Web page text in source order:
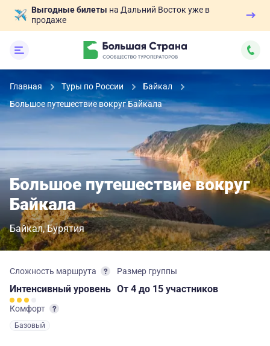
Выгодные билеты на Дальний Восток уже в
продаже
Главная Туры по России
Байкал
Большое путешествие вокруг Байкала
Большое путешествие вокруг
Байкала
Байкал Бурятия
Сложность маршрута
Интенсивный уровень
Комфорт
Базовый
Размер группы
От 4 до 15 участников